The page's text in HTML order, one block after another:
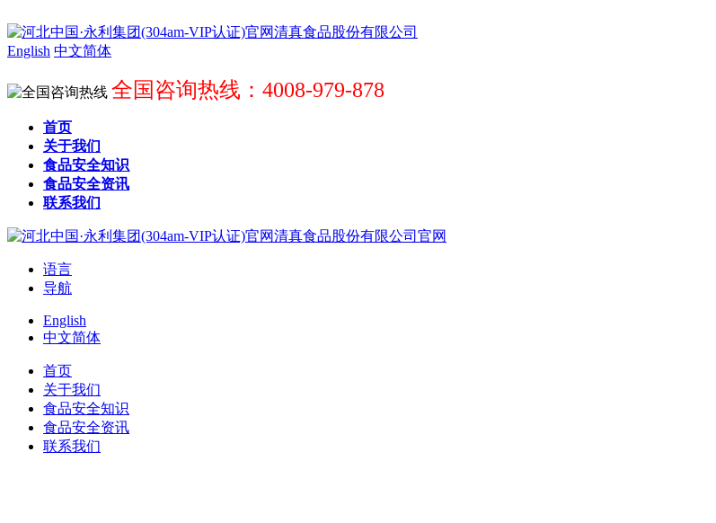
English 中文简体
全国咨询热线：4008-979-878
首页
关于我们
食品安全知识
食品安全资讯
联系我们
语言
导航
English
中文简体
首页
关于我们
食品安全知识
食品安全资讯
联系我们